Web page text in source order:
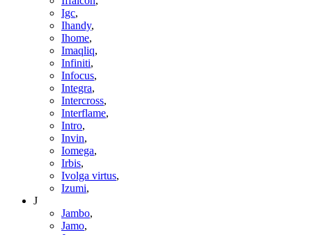
Igc,
Ihandy,
Ihome,
Imaqliq,
Infiniti,
Infocus,
Integra,
Intercross,
Interflame,
Intro,
Invin,
Iomega,
Irbis,
Ivolga virtus,
Izumi,
J
Jambo,
Jamo,